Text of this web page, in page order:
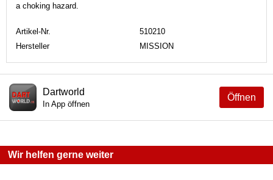
a choking hazard.
Artikel-Nr.
510210
Hersteller
MISSION
Öffnen
Dartworld
In App öffnen
Wir helfen gerne weiter